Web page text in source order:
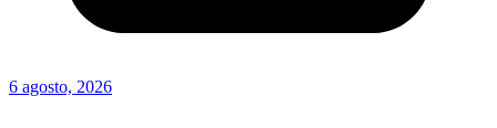
6 agosto, 2026